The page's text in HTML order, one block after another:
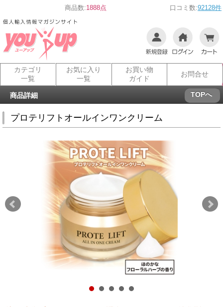
商品数:1888点 口コミ数:92128件
カテゴリ
一覧
お気に入り
一覧
お買い物
ガイド
お問合せ
商品詳細 TOPへ
プロテリフトオールインワンクリーム